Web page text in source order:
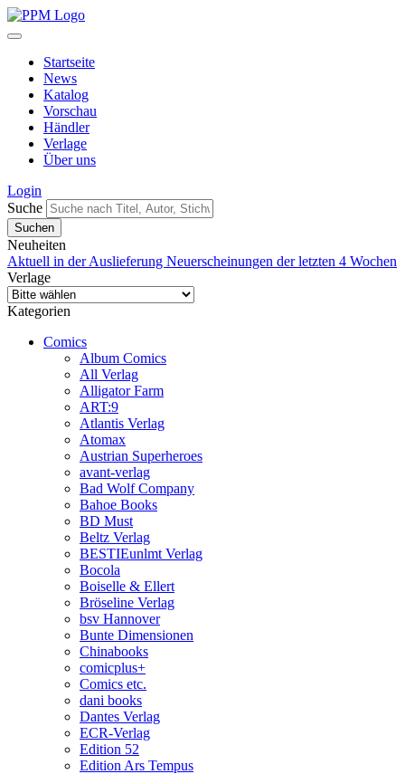
Startseite
News
Katalog
Vorschau
Händler
Verlage
Über uns
Login
Suche
Neuheiten
Aktuell in der Auslieferung Neuerscheinungen der letzten 4 Wochen
Verlage
Kategorien
Comics
Album Comics
All Verlag
Alligator Farm
ART:9
Atlantis Verlag
Atomax
Austrian Superheroes
avant-verlag
Bad Wolf Company
Bahoe Books
BD Must
Beltz Verlag
BESTIEunlmt Verlag
Bocola
Boiselle & Ellert
Bröseline Verlag
bsv Hannover
Bunte Dimensionen
Chinabooks
comicplus+
Comics etc.
dani books
Dantes Verlag
ECR-Verlag
Edition 52
Edition Ars Tempus